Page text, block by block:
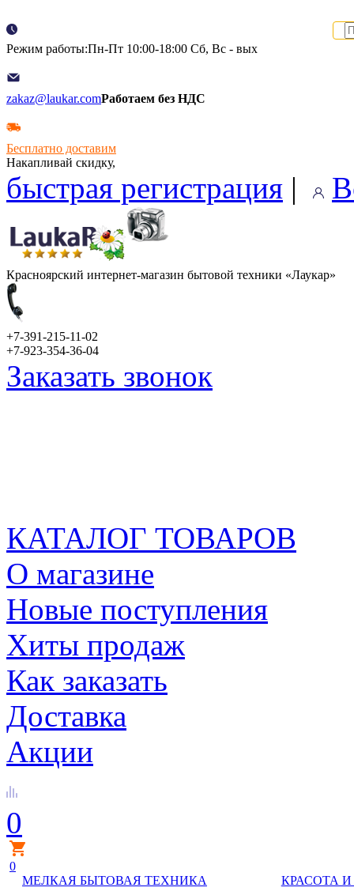
Режим работы:Пн-Пт 10:00-18:00 Сб, Вс - вых
zakaz@laukar.comРаботаем без НДС
Бесплатно доставим
Накапливай скидку,
быстрая регистрация |
Красноярский интернет-магазин бытовой техники «Лаукар»
+7-391-215-11-02
+7-923-354-36-04
Заказать звонок
КАТАЛОГ ТОВАРОВ
О магазине
Новые поступления
Хиты продаж
Как заказать
Доставка
Акции
0
0
МЕЛКАЯ БЫТОВАЯ ТЕХНИКА
КРАСОТА И